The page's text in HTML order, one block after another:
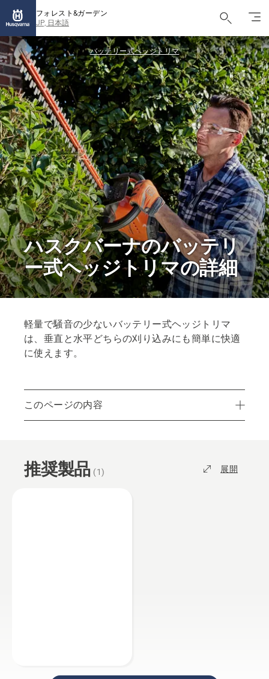
フォレスト&ガーデン
JP, 日本語
バッテリー式ヘッジトリマ
ハスクバーナのバッテリ
ー式ヘッジトリマの詳細
軽量で騒音の少ないバッテリー式ヘッジトリマ
は、垂直と水平どちらの刈り込みにも簡単に快適
に使えます。
このページの内容
推奨製品
最寄りの販売店を検索
推奨製品 (1) 展開